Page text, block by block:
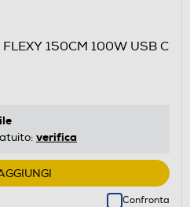
150CM 100W USB C
verifica
Confronta